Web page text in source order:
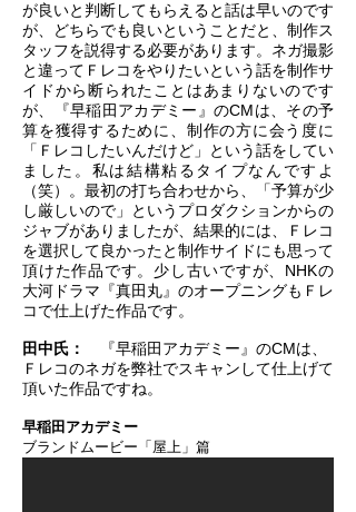
が良いと判断してもらえると話は早いのです
が、どちらでも良いということだと、制作ス
タッフを説得する必要があります。ネガ撮影
と違ってＦレコをやりたいという話を制作サ
イドから断られたことはあまりないのです
が、『早稲田アカデミー』のCMは、その予
算を獲得するために、制作の方に会う度に
「Ｆレコしたいんだけど」という話をしてい
ました。私は結構粘るタイプなんですよ
（笑）。最初の打ち合わせから、「予算が少
し厳しいので」というプロダクションからの
ジャブがありましたが、結果的には、Ｆレコ
を選択して良かったと制作サイドにも思って
頂けた作品です。少し古いですが、NHKの
大河ドラマ『真田丸』のオープニングもＦレ
コで仕上げた作品です。
田中氏：
『早稲田アカデミー』のCMは、
Ｆレコのネガを弊社でスキャンして仕上げて
頂いた作品ですね。
早稲田アカデミー
ブランドムービー「屋上」篇